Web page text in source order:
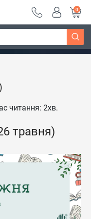
0
читання: 2хв.
травня)